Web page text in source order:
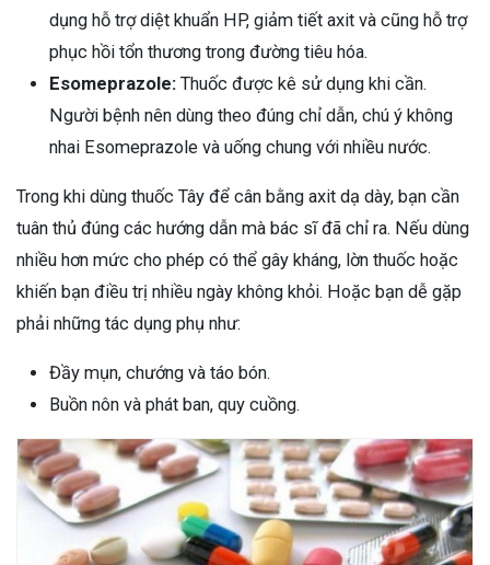
dụng hỗ trợ diệt khuẩn HP, giảm tiết axit và cũng hỗ trợ
phục hồi tổn thương trong đường tiêu hóa.
Esomeprazole: Thuốc được kê sử dụng khi cần.
Người bệnh nên dùng theo đúng chỉ dẫn, chú ý không
nhai Esomeprazole và uống chung với nhiều nước.
Trong khi dùng thuốc Tây để cân bằng axit dạ dày, bạn cần
tuân thủ đúng các hướng dẫn mà bác sĩ đã chỉ ra. Nếu dùng
nhiều hơn mức cho phép có thể gây kháng, lờn thuốc hoặc
khiến bạn điều trị nhiều ngày không khỏi. Hoặc bạn dễ gặp
phải những tác dụng phụ như:
Đầy mụn, chướng và táo bón.
Buồn nôn và phát ban, quy cuồng.